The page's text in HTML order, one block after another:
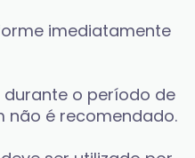
imediatamente
o período de
é recomendado.